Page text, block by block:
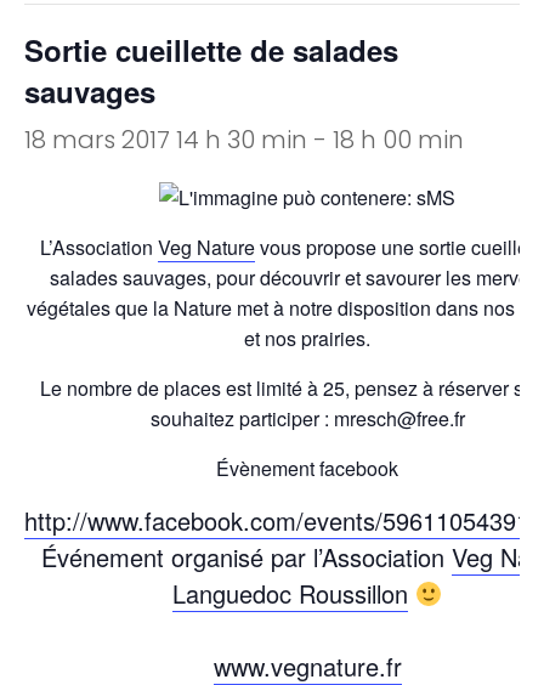
Sortie cueillette de salades
sauvages
18 mars 2017 14 h 30 min - 18 h 00 min
L’Association Veg Naturevous propose une sortie
salades sauvages, pour découvrir et savourer les
végétales que la Nature met à notre disposition dans nos
et nos prairies.
Le nombre de places est limité à 25, pensez à réserver si
souhaitez participer : mresch@free.fr
Évènement facebook
http://www.facebook.com/events/
Événement organisé par l’Association Veg
Languedoc Roussillon
www.vegnature.fr